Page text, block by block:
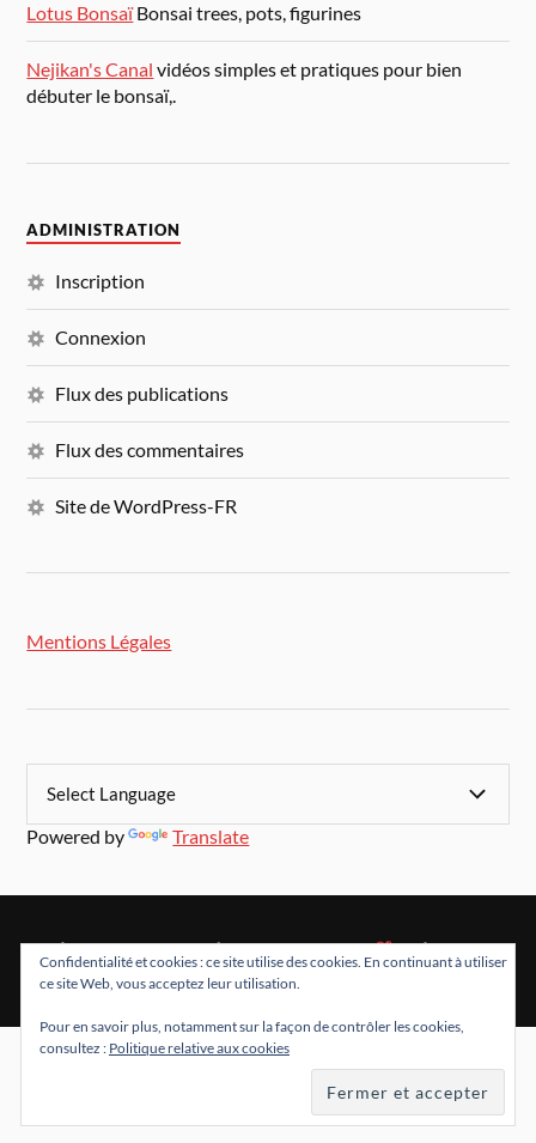
Lotus BonsaïBonsai trees, pots, figurines
Nejikan's Canal vidéos simples et pratiques pour bien
débuter le bonsaï,.
ADMINISTRATION
Inscription
Connexion
Flux des publications
Flux des commentaires
Site de WordPress-FR
Mentions Légales
Powered by Translate
FIÈREMENT PROPULSÉ PARWORDPRESS & THÈME PAR
ANDERS NORÉN
Confidentialité et cookies : ce site utilise des cookies. En continuant à utiliser
ce site Web, vous acceptez leur utilisation.
Pour en savoir plus, notamment sur la façon de contrôler les cookies,
consultez : Politique relative aux cookies